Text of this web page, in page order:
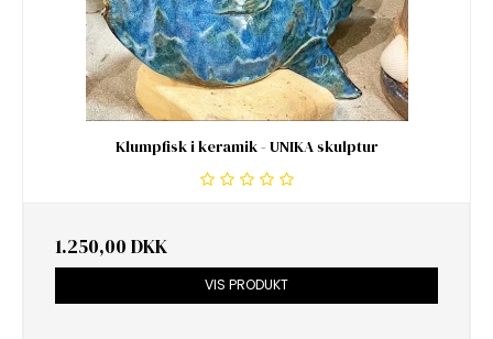
Klumpfisk i keramik - UNIKA skulptur
1.250,00 DKK
VIS PRODUKT